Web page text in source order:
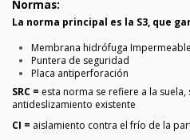
Normas:
La norma principal es la S3, que
Membrana hidrófuga
Puntera de seguridad
Placa antiperforación
SRC = esta norma se refiere a la suela,
antideslizamiento existente
CI = aislamiento contra el frío de la